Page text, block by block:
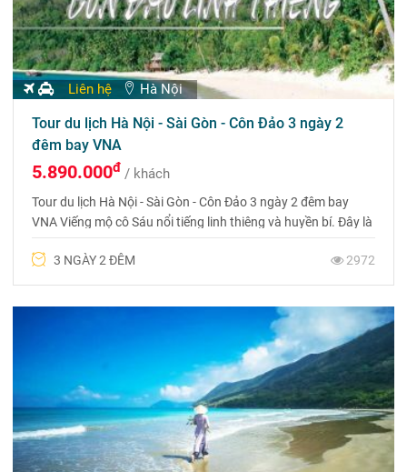
Liên hệ Hà Nội
Tour du lịch Hà Nội - Sài Gòn - Côn Đảo 3 ngày 2
đêm bay VNA
5.890.000đ / khách
Tour du lịch Hà Nội - Sài Gòn - Côn Đảo 3 ngày 2 đêm bay
VNA Viếng mộ cô Sáu nổi tiếng linh thiêng và huyền bí. Đây là
Ai đến Côn Đảo cũng từng đến đây vào giữa đêm để nguyện
cầu công việc kinh doanh được thuận lợi.
3 NGÀY 2 ĐÊM 2972